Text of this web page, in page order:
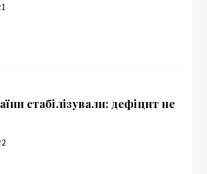
стабілізували: дефіцит не